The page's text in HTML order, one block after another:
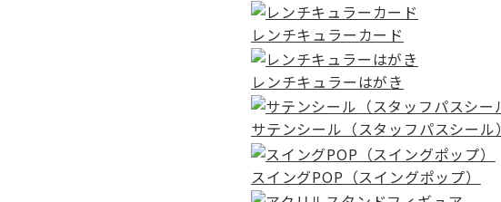
レンチキュラーカード
レンチキュラーはがき
サテンシール（スタッフパスシール）
スイングPOP（スイングポップ）